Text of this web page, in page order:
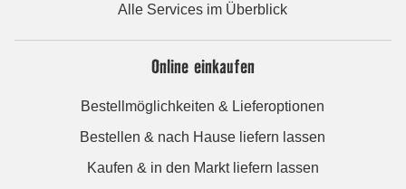
Alle Services im Überblick
Online einkaufen
Bestellmöglichkeiten & Lieferoptionen
Bestellen & nach Hause liefern lassen
Kaufen & in den Markt liefern lassen